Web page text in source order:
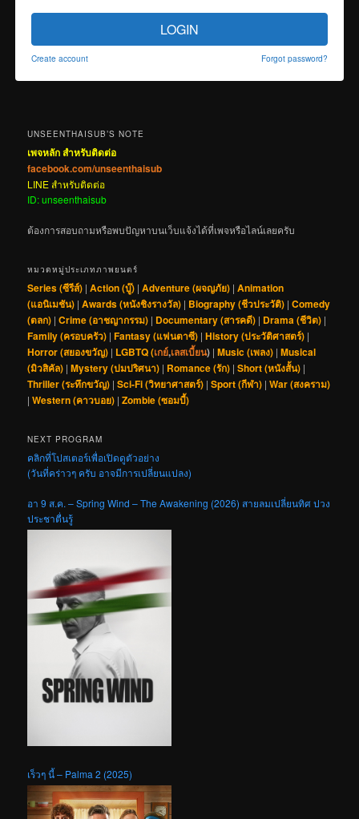
LOGIN
Create account Forgot password?
UNSEENTHAISUB’S NOTE
เพจหลัก สำหรับติดต่อ
facebook.com/unseenthaisub
LINE สำหรับติดต่อ
ID: unseenthaisub
ต้องการสอบถามหรือพบปัญหาบนเว็บแจ้งได้ที่เพจหรือไลน์เลยครับ
หมวดหมู่ประเภทภาพยนตร์
Series (ซีรีส์) |Action (บู๊) |Adventure (ผจญภัย) |Animation
(แอนิเมชัน) |Awards (หนังชิงรางวัล) | Biography (ชีวประวัติ) |Comedy
(ตลก) |Crime (อาชญากรรม) | Documentary (สารคดี) | Drama (ชีวิต) |
Family (ครอบครัว) |Fantasy (แฟนตาซี) |History (ประวัติศาสตร์) |
Horror (สยองขวัญ) | LGBTQ (เกย์,เลสเบี้ยน) |Music (เพลง) |Musical
(มิวสิคัล) |Mystery (ปมปริศนา) | Romance (รัก) |Short (หนังสั้น) |
Thriller (ระทึกขวัญ) |Sci-Fi (วิทยาศาสตร์) |Sport (กีฬา) |War (สงคราม)
|Western (คาวบอย) |Zombie (ซอมบี้)
NEXT PROGRAM
คลิกที่โปสเตอร์เพื่อเปิดดูตัวอย่าง
(วันที่คร่าวๆ ครับ อาจมีการเปลี่ยนแปลง)
อา 9 ส.ค. – Spring Wind – The Awakening (2026) สายลมเปลี่ยนทิศ ปวง
ประชาตื่นรู้
เร็วๆ นี้ – Palma 2 (2025)